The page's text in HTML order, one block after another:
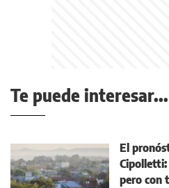
Te puede interesar...
El
pero con